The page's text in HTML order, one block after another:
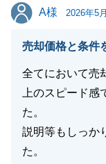
だけるよう、よ
し上げます。
A様
A様 2026年5
売却価格と条件
全てにおいて売
上のスピード
た。
説明等もしっか
た。